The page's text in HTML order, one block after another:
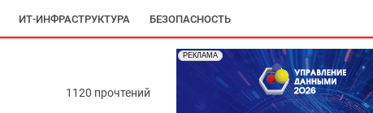
ИТ-ИНФРАСТРУКТУРА БЕЗОПАСНОСТЬ
1120 прочтений
РЕКЛАМА